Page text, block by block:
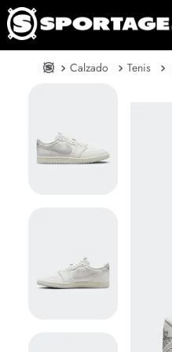
Calzado Tenis